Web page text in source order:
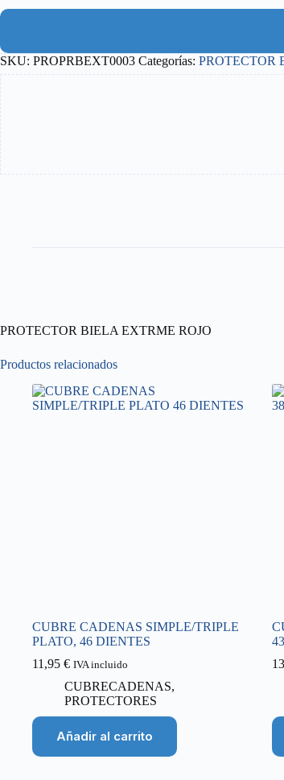
SKU: PROPRBEXT0003 Categorías: PROTECTOR
PROTECTOR BIELA EXTRME ROJO
Productos relacionados
CUBRE CADENAS SIMPLE/TRIPLE
PLATO, 46 DIENTES
11,95 € IVA incluido
CUBRECADENAS,
PROTECTORES
Añadir al carrito